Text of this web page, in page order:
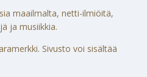
maailmalta, netti-ilmiöitä,
ja musiikkia.
Sivusto voi sisältää